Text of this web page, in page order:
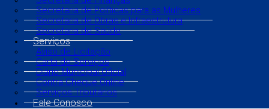
Secretaria de Políticas para as Mulheres
Secretaria de Obras e Infraestrutura
Secretaria de Saúde
Serviços
Aviso de Licitação
Carta de Serviços
Diário Municipal Oficial
Contra Cheque Online
Serviços Tributários
Fale Conosco